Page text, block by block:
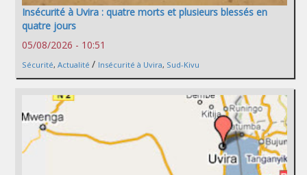
Insécurité à Uvira : quatre morts et plusieurs blessés en
quatre jours
05/08/2026 - 10:51
Sécurité, Actualité / Insécurité à Uvira, Sud-Kivu